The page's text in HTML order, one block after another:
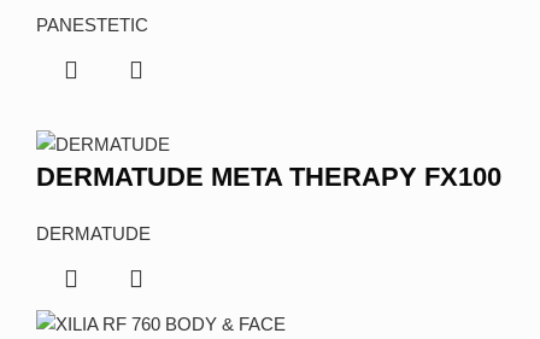
PANESTETIC
DERMATUDE META THERAPY FX100
DERMATUDE